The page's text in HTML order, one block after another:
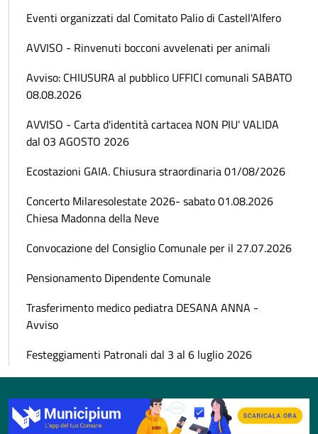
Eventi organizzati dal Comitato Palio di Castell'Alfero
AVVISO - Rinvenuti bocconi avvelenati per animali
Avviso: CHIUSURA al pubblico UFFICI comunali SABATO
08.08.2026
AVVISO - Carta d'identità cartacea NON PIU' VALIDA
dal 03 AGOSTO 2026
Ecostazioni GAIA. Chiusura straordinaria 01/08/2026
Concerto Milaresolestate 2026- sabato 01.08.2026
Chiesa Madonna della Neve
Convocazione del Consiglio Comunale per il 27.07.2026
Pensionamento Dipendente Comunale
Trasferimento medico pediatra DESANA ANNA -
Avviso
Festeggiamenti Patronali dal 3 al 6 luglio 2026